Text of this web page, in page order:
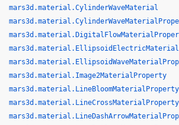
mars3d.material.CylinderWaveMaterial
mars3d.material.Image2MaterialProperty
mars3d.material.LineBloomMaterialProperty
mars3d.material.LineCrossMaterialProperty